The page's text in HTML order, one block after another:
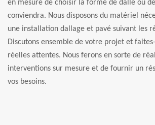
en mesure de choisir la forme de dalle ou
conviendra. Nous disposons du matériel
une installation dallage et pavé suivant les
Discutons ensemble de votre projet et
réelles attentes. Nous ferons en sorte de
interventions sur mesure et de fournir un
vos besoins.